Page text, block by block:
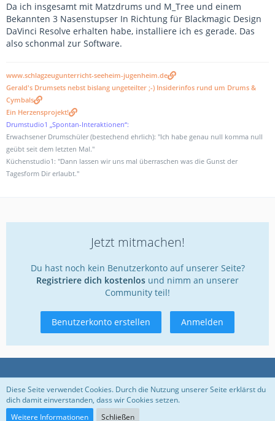
Da ich insgesamt mit Matzdrums und M_Tree und einem
Bekannten 3 Nasenstupser In Richtung für Blackmagic Design
DaVinci Resolve erhalten habe, installiere ich es gerade. Das
also schonmal zur Software.
www.schlagzeugunterricht-seeheim-jugenheim.de
Gerald's Drumsets nebst bislang ungeteilter ;-) Insiderinfos rund um Drums &
Cymbals
Ein Herzensprojekt!
Drumstudio1 „Spontan-Interaktionen“:
Erwachsener Drumschüler (bestechend ehrlich): "Ich habe genau null komma null
geübt seit dem letzten Mal."
Küchenstudio1: "Dann lassen wir uns mal überraschen was die Gunst der
Tagesform Dir erlaubt."
Jetzt mitmachen!
Du hast noch kein Benutzerkonto auf unserer Seite?
Registriere dich kostenlos und nimm an unserer
Community teil!
Benutzerkonto erstellen Anmelden
Datenschutzerklärung Kontakt Impressum
Nutzungsbedingungen
Diese Seite verwendet Cookies. Durch die Nutzung unserer Seite erklärst du
dich damit einverstanden, dass wir Cookies setzen.
Weitere Informationen
Schließen